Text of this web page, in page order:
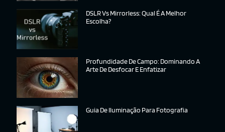
DSLR Vs Mirrorless: Qual É A Melhor
Escolha?
Profundidade De Campo: Dominando A
Arte De Desfocar E Enfatizar
Guia De Iluminação Para Fotografia